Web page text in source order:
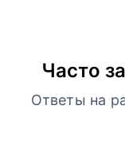
Часто
Ответы на